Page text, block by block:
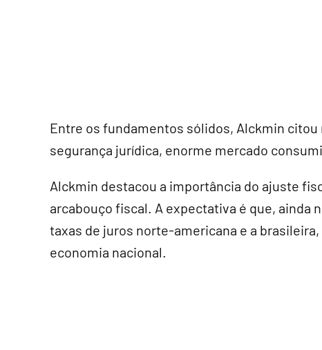
Entre os fundamentos sólidos, Alckmin citou
segurança jurídica, enorme mercado
Alckmin destacou a importância do ajuste
arcabouço fiscal. A expectativa é que, ainda
taxas de juros norte-americana e a
economia nacional.